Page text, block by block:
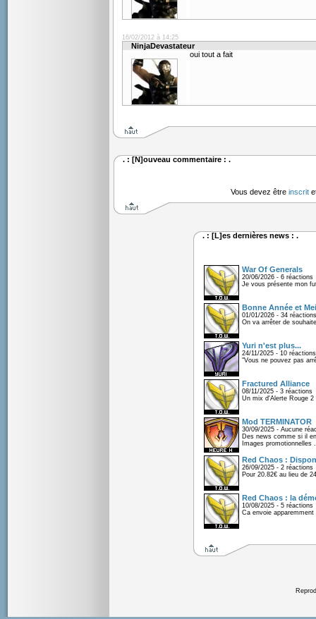
16/02/2012 à 14:25
NinjaDevastateur
oui tout a fait
. : [N]ouveau commentaire : .
Vous devez être inscrit
. : [L]es dernières news : .
War Of Generals
20/06/2026 - 6 réactions
Je vous présente mon
Bonne Année et
01/01/2026 - 34 réactions
On va arrêter de
Yuri n'est plus...
24/11/2025 - 10 réactions
"Vous ne pouvez pas
Fractured Alliance
08/11/2025 - 3 réactions
Un mix d'Alerte Rouge
Mod TERMINATOR
30/09/2025 - Aucune
Des news comme si il
Images promotionnelles .
Red Chaos :
26/09/2025 - 2 réactions
Pour 20.82€ au lieu de
Red Chaos : la
10/08/2025 - 5 réactions
Ca envoie apparemment